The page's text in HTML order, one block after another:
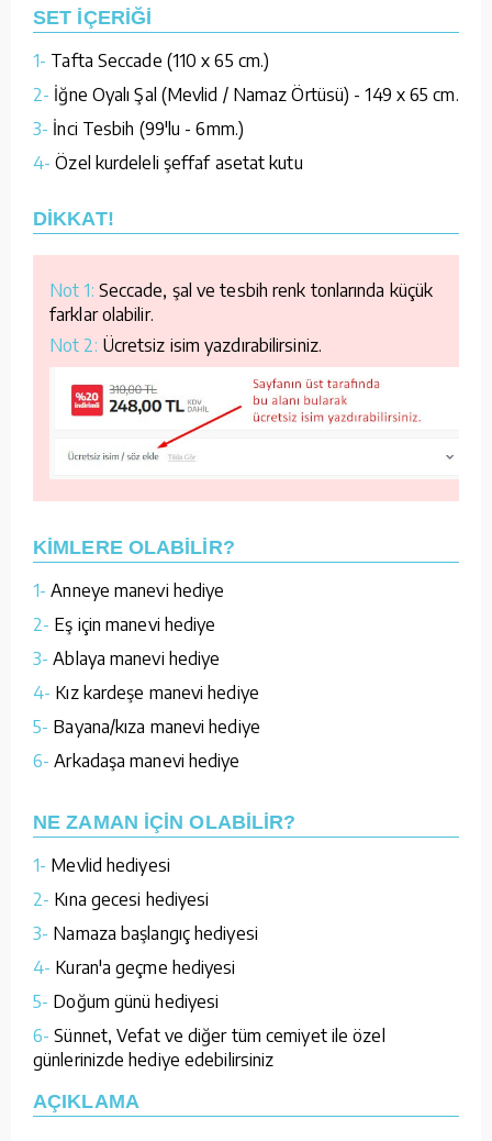
SET İÇERİĞİ
1- Tafta Seccade (110 x 65 cm.)
2- İğne Oyalı Şal (Mevlid / Namaz Örtüsü) - 149 x 65 cm.
3- İnci Tesbih (99'lu - 6mm.)
4- Özel kurdeleli şeffaf asetat kutu
DİKKAT!
Not 1: Seccade, şal ve tesbih renk tonlarında küçük
farklar olabilir.
Not 2: Ücretsiz isim yazdırabilirsiniz.
KİMLERE OLABİLİR?
1- Anneye manevi hediye
2- Eş için manevi hediye
3- Ablaya manevi hediye
4- Kız kardeşe manevi hediye
5- Bayana/kıza manevi hediye
6- Arkadaşa manevi hediye
NE ZAMAN İÇİN OLABİLİR?
1- Mevlid hediyesi
2- Kına gecesi hediyesi
3- Namaza başlangıç hediyesi
4- Kuran'a geçme hediyesi
5- Doğum günü hediyesi
6- Sünnet, Vefat ve diğer tüm cemiyet ile özel
günlerinizde hediye edebilirsiniz
AÇIKLAMA